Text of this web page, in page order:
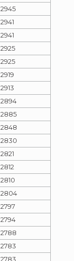
2945
2941
2941
2925
2925
2919
2913
2894
2885
2848
2830
2821
2812
2810
2804
2797
2794
2788
2783
2783